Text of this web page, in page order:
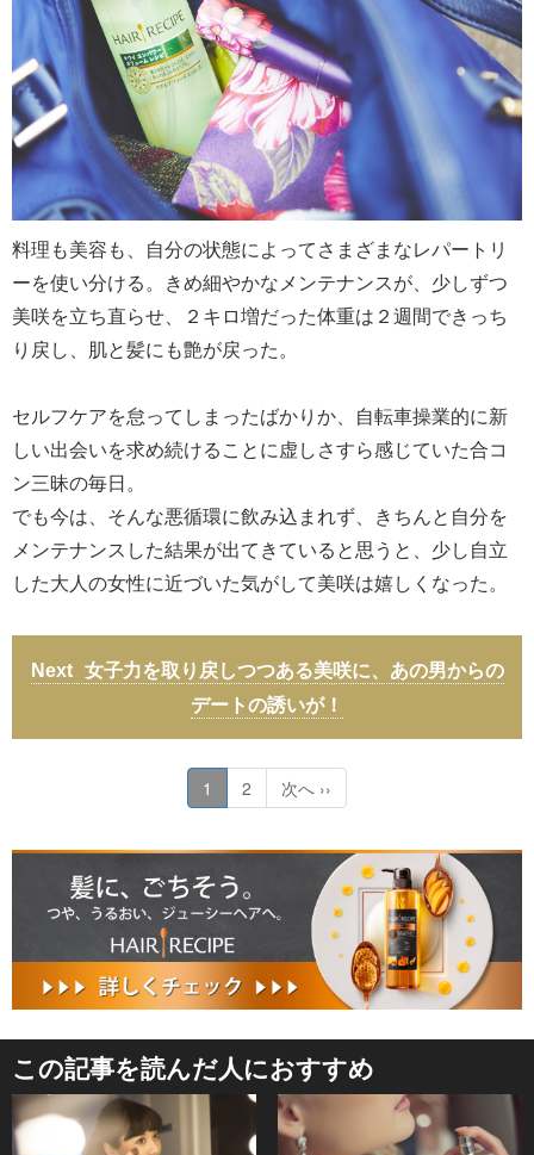
料理も美容も、自分の状態によってさまざまなレパートリ
ーを使い分ける。きめ細やかなメンテナンスが、少しずつ
美咲を立ち直らせ、２キロ増だった体重は２週間できっち
り戻し、肌と髪にも艶が戻った。
セルフケアを怠ってしまったばかりか、自転車操業的に新
しい出会いを求め続けることに虚しさすら感じていた合コ
ン三昧の毎日。
でも今は、そんな悪循環に飲み込まれず、きちんと自分を
メンテナンスした結果が出てきていると思うと、少し自立
した大人の女性に近づいた気がして美咲は嬉しくなった。
女子力を取り戻しつつある美咲に、あの男からの
デートの誘いが！
1 2 次へ ››
この記事を読んだ人におすすめ